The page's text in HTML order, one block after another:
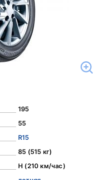
195
55
R15
85 (515 кг)
H (210 км/час)